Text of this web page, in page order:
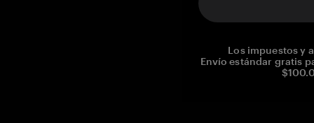
Los impuestos y
Envío estándar gratis